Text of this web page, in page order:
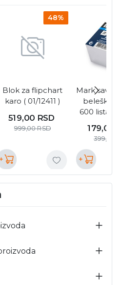
48%
Blok za flipchart
karo ( 01/12411 )
519,00 RSD
999,00RSD
+
Mark
beleške
600
179,00
399,00
+